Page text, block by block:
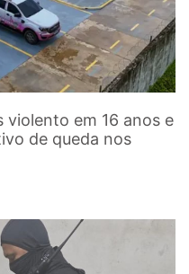
violento em 16 anos e
de queda nos